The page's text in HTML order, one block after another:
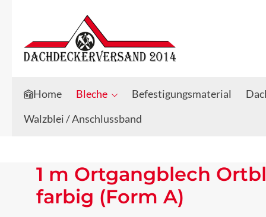
Zum Hauptinhalt springen
Zur Suche springen
Home Bleche Befestigungsmaterial
Walzblei / Anschlussband
1 m Ortgangblech
farbig (Form A)